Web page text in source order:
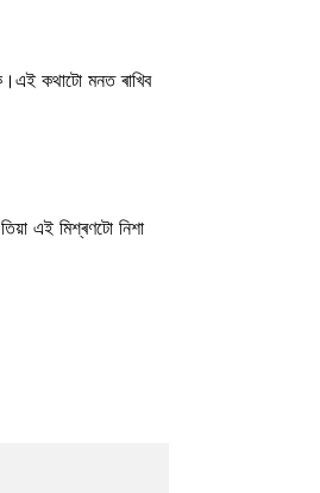
কথাটো মনত ৰাখিব
এই মিশ্ৰণটো নিশা